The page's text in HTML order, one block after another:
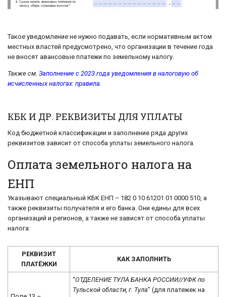
Такое уведомление не нужно подавать, если нормативным актом
местных властей предусмотрено, что организации в течение года
не вносят авансовые платежи по земельному налогу.
Также см. Заполнение с 2023 года уведомления в налоговую об
исчисленных налогах: правила.
КБК И ДР. РЕКВИЗИТЫ ДЛЯ УПЛАТЫ
Код бюджетной классификации и заполнение ряда других
реквизитов зависит от способа уплаты земельного налога.
Оплата земельного налога на
ЕНП
Указывают специальный КБК ЕНП – 182 0 10 61201 01 0000 510, а
также реквизиты получателя и его банка. Они едины для всех
организаций и регионов, а также не зависят от способа уплаты
налога:
РЕКВИЗИТ
ПЛАТЁЖКИ
КАК ЗАПОЛНИТЬ
“ОТДЕЛЕНИЕ ТУЛА БАНКА РОССИИ//УФК по
Тульской области, г. Тула” (для платежек на